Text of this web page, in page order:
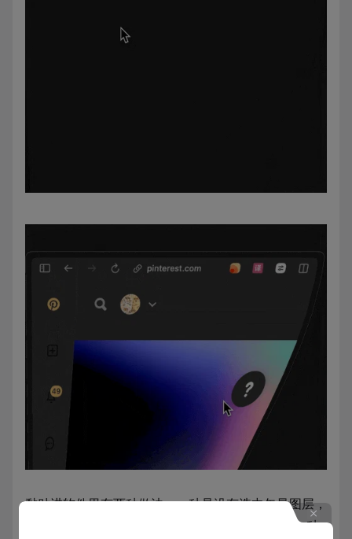
黏贴进软件里有两种做法，一种是没有选中矢量图层，
黏贴的图片就会被完整置入到画布/画板中央。另一种